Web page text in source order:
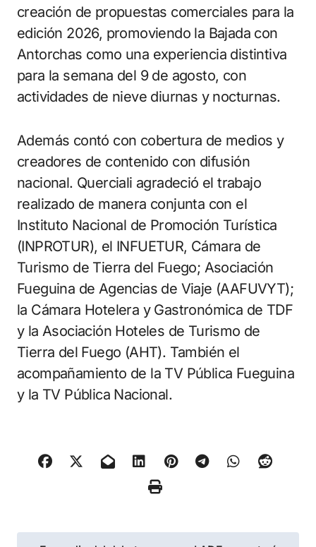
creación de propuestas comerciales para la
edición 2026, promoviendo la Bajada con
Antorchas como una experiencia distintiva
para la semana del 9 de agosto, con
actividades de nieve diurnas y nocturnas.
Además contó con cobertura de medios y
creadores de contenido con difusión
nacional. Querciali agradeció el trabajo
realizado de manera conjunta con el
Instituto Nacional de Promoción Turística
(INPROTUR), el INFUETUR, Cámara de
Turismo de Tierra del Fuego; Asociación
Fueguina de Agencias de Viaje (AAFUVYT);
la Cámara Hotelera y Gastronómica de TDF
y la Asociación Hoteles de Turismo de
Tierra del Fuego (AHT). También el
acompañamiento de la TV Pública Fueguina
y la TV Pública Nacional.